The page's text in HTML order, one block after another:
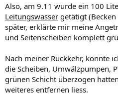
Also, am 9.11 wurde ein 100
Leitungswasser getätigt
später, erklärte mir meine
und Seitenscheiben komplett
Nach meiner Rückkehr, konnte
die Scheiben, Umwälzpumpen,
grünen Schicht überzogen
weiteres entfernen liess.